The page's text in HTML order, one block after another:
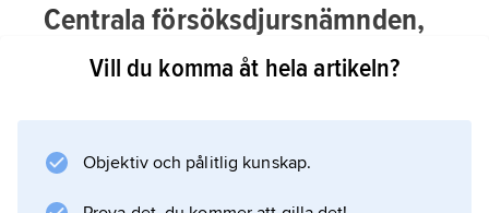
Centrala försöksdjursnämnden,
,1979–2003, central myndighet för
försöksdjursfrågor, med syftet att få ett
vetenskapliga undersökningar som
utnyttjar försöksdjur för sin verksamhet.
Vill du komma åt hela artikeln?
Objektiv och pålitlig kunskap.